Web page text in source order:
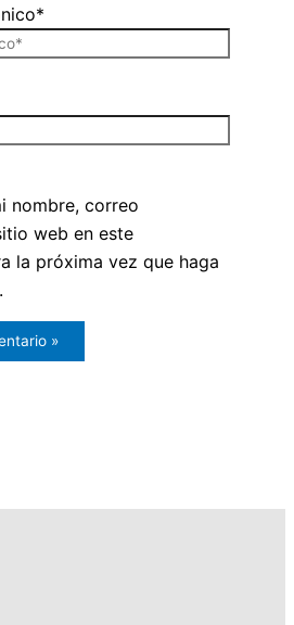
nombre, correo
web en este
la próxima vez que haga